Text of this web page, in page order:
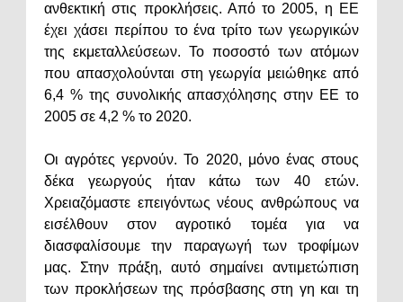
ανθεκτική στις προκλήσεις. Από το 2005, η ΕΕ
έχει χάσει περίπου το ένα τρίτο των γεωργικών
της εκμεταλλεύσεων. Το ποσοστό των ατόμων
που απασχολούνται στη γεωργία μειώθηκε από
6,4 % της συνολικής απασχόλησης στην ΕΕ το
2005 σε 4,2 % το 2020.
Οι αγρότες γερνούν. Το 2020, μόνο ένας στους
δέκα γεωργούς ήταν κάτω των 40 ετών.
Χρειαζόμαστε επειγόντως νέους ανθρώπους να
εισέλθουν στον αγροτικό τομέα για να
διασφαλίσουμε την παραγωγή των τροφίμων
μας. Στην πράξη, αυτό σημαίνει αντιμετώπιση
των προκλήσεων της πρόσβασης στη γη και τη